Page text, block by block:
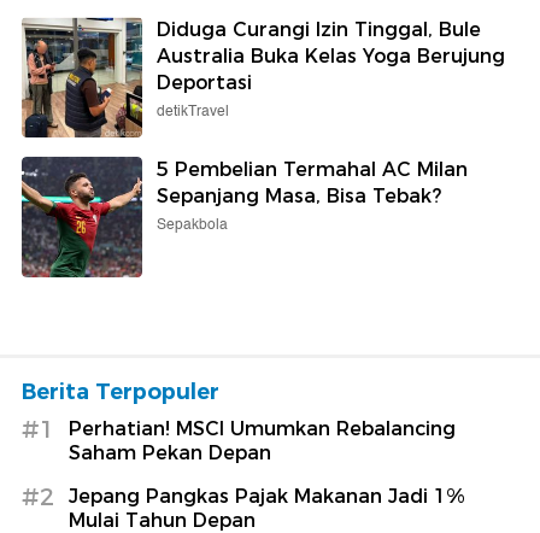
Diduga Curangi Izin Tinggal, Bule
Australia Buka Kelas Yoga Berujung
Deportasi
detikTravel
5 Pembelian Termahal AC Milan
Sepanjang Masa, Bisa Tebak?
Sepakbola
Berita Terpopuler
#1
Perhatian! MSCI Umumkan Rebalancing
Saham Pekan Depan
#2
Jepang Pangkas Pajak Makanan Jadi 1%
Mulai Tahun Depan